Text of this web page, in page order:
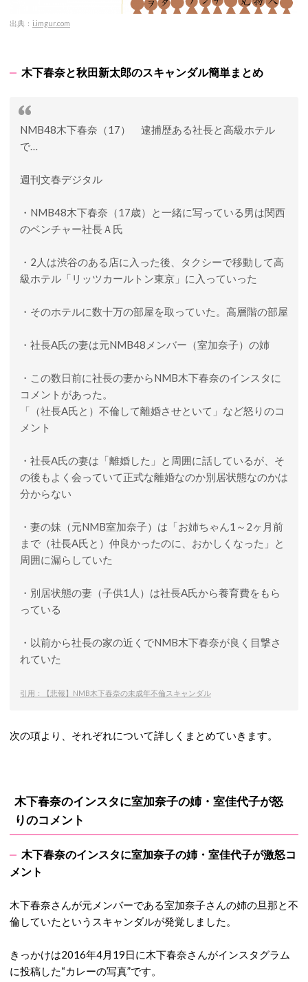
出典： i.imgur.com
木下春奈と秋田新太郎のスキャンダル簡単まとめ
NMB48木下春奈（17） 逮捕歴ある社長と高級ホテル
で…
週刊文春デジタル
・NMB48木下春奈（17歳）と一緒に写っている男は関西
のベンチャー社長Ａ氏
・2人は渋谷のある店に入った後、タクシーで移動して高
級ホテル「リッツカールトン東京」に入っていった
・そのホテルに数十万の部屋を取っていた。高層階の部屋
・社長A氏の妻は元NMB48メンバー（室加奈子）の姉
・この数日前に社長の妻からNMB木下春奈のインスタに
コメントがあった。
「（社長A氏と）不倫して離婚させといて」など怒りのコ
メント
・社長A氏の妻は「離婚した」と周囲に話しているが、そ
の後もよく会っていて正式な離婚なのか別居状態なのかは
分からない
・妻の妹（元NMB室加奈子）は「お姉ちゃん1～2ヶ月前
まで（社長A氏と）仲良かったのに、おかしくなった」と
周囲に漏らしていた
・別居状態の妻（子供1人）は社長A氏から養育費をもら
っている
・以前から社長の家の近くでNMB木下春奈が良く目撃さ
れていた
引用：【悲報】NMB木下春奈の未成年不倫スキャンダル
次の項より、それぞれについて詳しくまとめていきます。
木下春奈のインスタに室加奈子の姉・室佳代子が怒
りのコメント
木下春奈のインスタに室加奈子の姉・室佳代子が激怒コ
メント
木下春奈さんが元メンバーである室加奈子さんの姉の旦那と不
倫していたというスキャンダルが発覚しました。
きっかけは2016年4月19日に木下春奈さんがインスタグラム
に投稿した“カレーの写真”です。